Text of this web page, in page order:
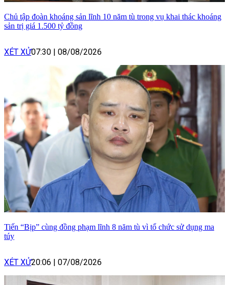
Chủ tập đoàn khoáng sản lĩnh 10 năm tù trong vụ khai thác khoáng
sản trị giá 1.500 tỷ đồng
XÉT XỬ07:30 08/08/2026
Tiến “Bịp” cùng đồng phạm lĩnh 8 năm tù vì tổ chức sử dụng ma
túy
XÉT XỬ20:06 07/08/2026